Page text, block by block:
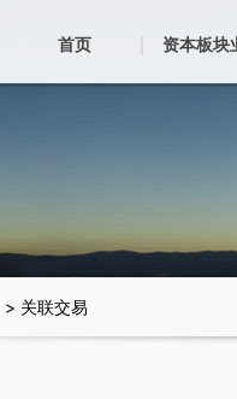
首页 资本板块
> 关联交易